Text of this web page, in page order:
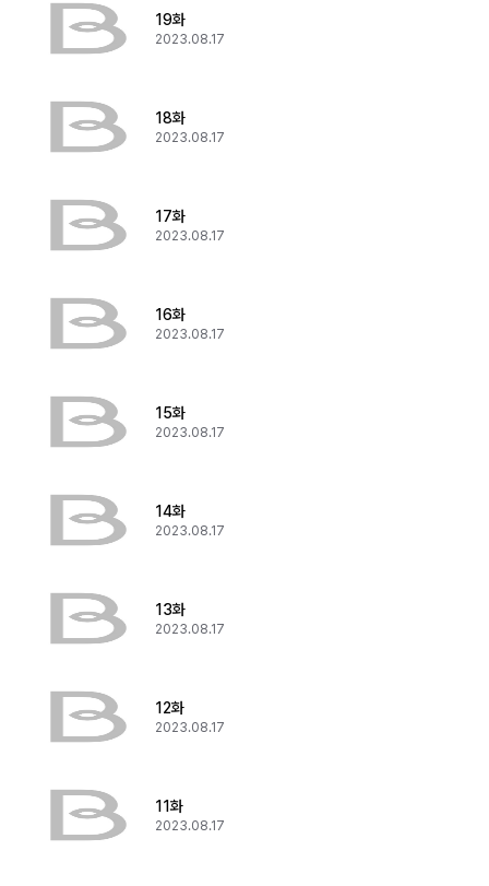
19화
2023.08.17
18화
2023.08.17
17화
2023.08.17
16화
2023.08.17
15화
2023.08.17
14화
2023.08.17
13화
2023.08.17
12화
2023.08.17
11화
2023.08.17